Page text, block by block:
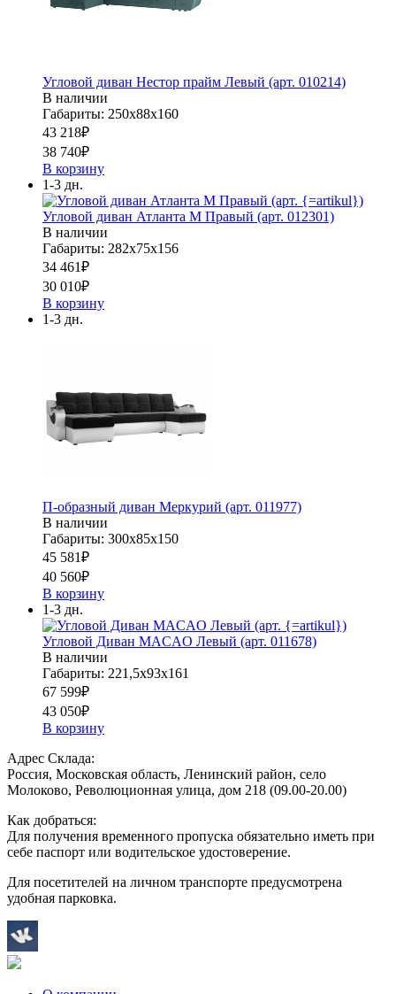
Угловой диван Нестор прайм Левый (арт. 010214)
В наличии
Габариты: 250х88х160
43 218₽
38 740₽
В корзину
1-3 дн.
Угловой диван Атланта М Правый (арт. 012301)
В наличии
Габариты: 282х75х156
34 461₽
30 010₽
В корзину
1-3 дн.
П-образный диван Меркурий (арт. 011977)
В наличии
Габариты: 300х85х150
45 581₽
40 560₽
В корзину
1-3 дн.
Угловой Диван MACAO Левый (арт. 011678)
В наличии
Габариты: 221,5х93х161
67 599₽
43 050₽
В корзину
Адрес Склада:
Россия, Московская область, Ленинский район, село
Молоково, Революционная улица, дом 218 (09.00-20.00)
Как добраться:
Для получения временного пропуска обязательно иметь при
себе паспорт или водительское удостоверение.
Для посетителей на личном транспорте предусмотрена
удобная парковка.